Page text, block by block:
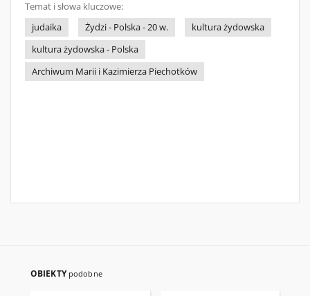
Temat i słowa kluczowe:
judaika
Żydzi - Polska - 20 w.
kultura żydowska
kultura żydowska - Polska
Archiwum Marii i Kazimierza Piechotków
OBIEKTY podobne